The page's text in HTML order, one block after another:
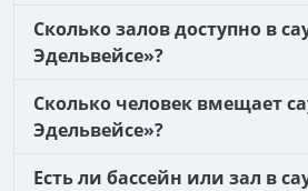
Сколько залов доступно в
Эдельвейсе»?
Сколько человек вмещает
Эдельвейсе»?
Есть ли бассейн или зал в